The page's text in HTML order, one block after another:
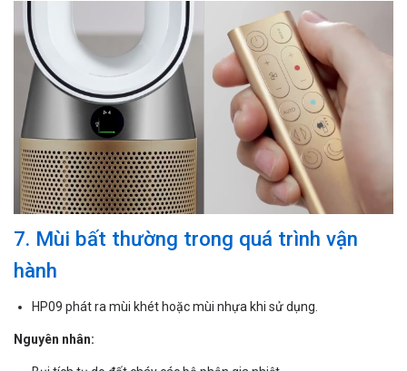
7. Mùi bất thường trong quá trình vận
hành
HP09 phát ra mùi khét hoặc mùi nhựa khi sử dụng.
Nguyên nhân: